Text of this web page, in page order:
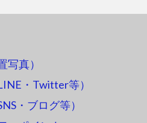
写真）
・Twitter等）
・ブログ等）